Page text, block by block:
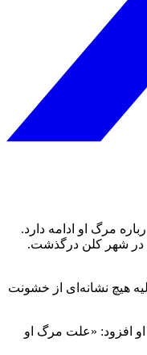
موسیقی رپ آلمان، روز پنج‌شنبه ۸ مه (١٨ اردیبهشت) در سن ۴۳ سالگی در آپارتمانی در شهر کلن درگذشت.
هیچ نشانه‌ای از خشونت
افزود: «علت مرگ او